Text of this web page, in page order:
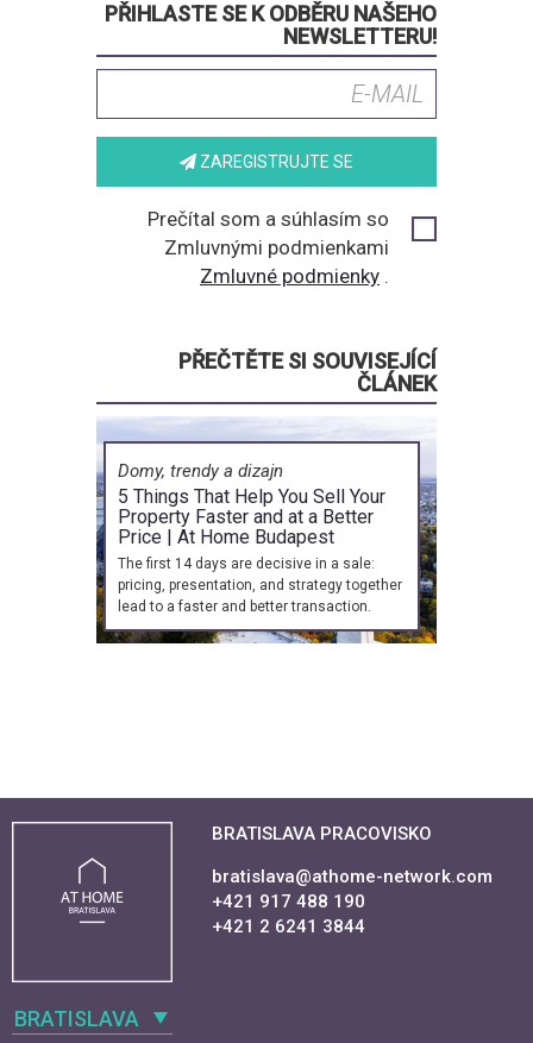
PŘIHLASTE SE K ODBĚRU NAŠEHO
NEWSLETTERU!
ZAREGISTRUJTE SE
Prečítal som a súhlasím so
Zmluvnými podmienkami
Zmluvné podmienky .
PŘEČTĚTE SI SOUVISEJÍCÍ
ČLÁNEK
Domy, trendy a dizajn
5 Things That Help You Sell Your
Property Faster and at a Better
Price | At Home Budapest
The first 14 days are decisive in a sale:
pricing, presentation, and strategy together
lead to a faster and better transaction.
BRATISLAVA
BRATISLAVA PRACOVISKO
bratislava@athome-network.com
+421 917 488 190
+421 2 6241 3844